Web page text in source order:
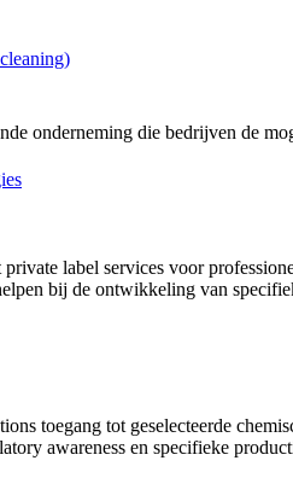
onderneming die bedrijven de
label services voor
bij de ontwikkeling van
toegang tot geselecteerde
awareness en specifieke